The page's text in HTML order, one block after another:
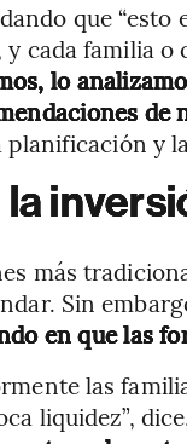
que
cada familia
lo
de
y
más
Sin
en que las
las
liquidez”,